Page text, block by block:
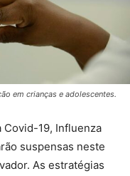
em crianças e adolescentes.
Covid-19, Influenza
suspensas neste
As estratégias